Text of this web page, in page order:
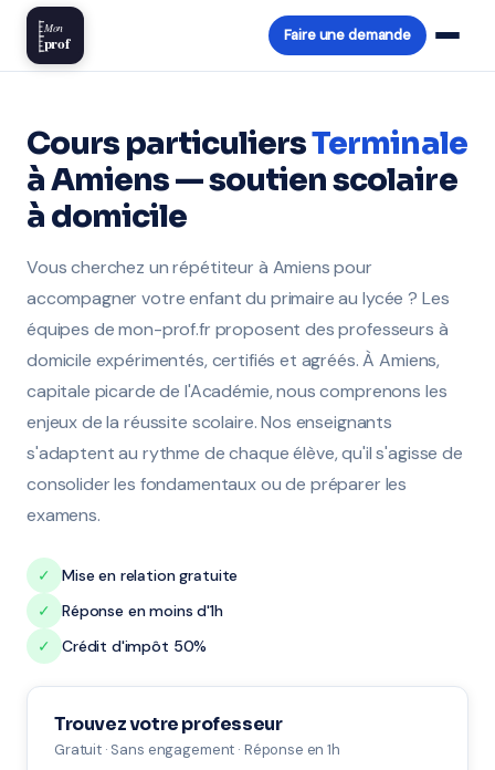
Mon
prof Faire une demande
Cours particuliersTerminale
à Amiens — soutien scolaire
à domicile
Vous cherchez un répétiteur à Amiens pour
accompagner votre enfant du primaire au lycée ? Les
équipes de mon-prof.fr proposent des professeurs à
domicile expérimentés, certifiés et agréés. À Amiens,
capitale picarde de l'Académie, nous comprenons les
enjeux de la réussite scolaire. Nos enseignants
s'adaptent au rythme de chaque élève, qu'il s'agisse de
consolider les fondamentaux ou de préparer les
examens.
✓
Mise en relation gratuite
✓
Réponse en moins d'1h
✓
Crédit d'impôt 50%
Trouvez votre professeur
Gratuit · Sans engagement · Réponse en 1h